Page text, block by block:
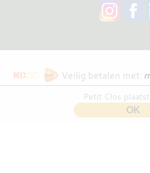
Veilig betalen met:
Petit Clos
OK